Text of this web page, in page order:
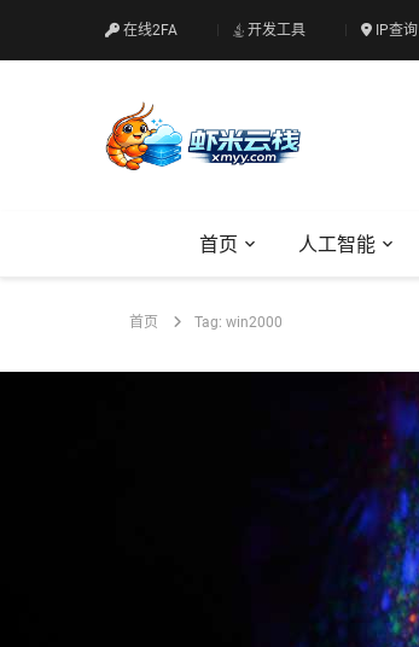
在线2FA 开发工具 IP查询
首页 人工智能
首页 Tag: win2000